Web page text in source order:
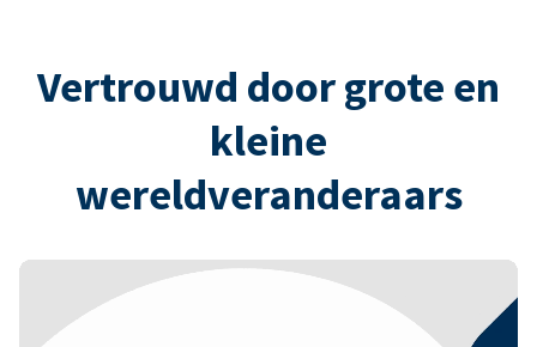
Vertrouwd door grote en
kleine
wereldveranderaars